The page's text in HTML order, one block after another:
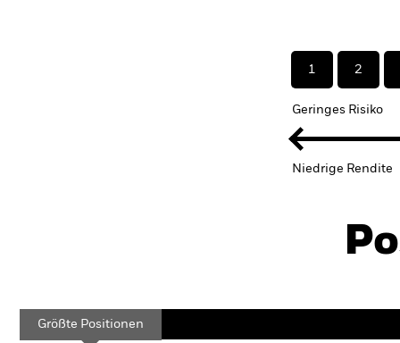
1 2
Geringes Risiko
Niedrige Rendite
Größte Positionen